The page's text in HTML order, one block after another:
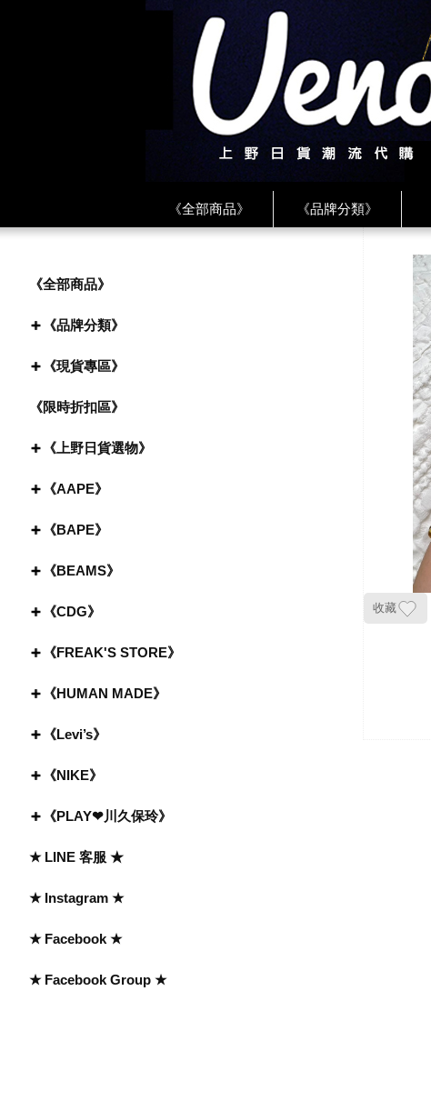
《全部商品》 《品牌分類》
★ LINE 客服 ★
《全部商品》
《品牌分類》
《現貨專區》
《限時折扣區》
《上野日貨選物》
《AAPE》
《BAPE》
《BEAMS》
《CDG》
《FREAK'S STORE》
《HUMAN MADE》
《Levi’s》
《NIKE》
《PLAY❤川久保玲》
★ LINE 客服 ★
★ Instagram ★
★ Facebook ★
★ Facebook Group ★
收藏